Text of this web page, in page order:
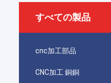
すべての製品
cnc加工部品
CNC加工 銅銅